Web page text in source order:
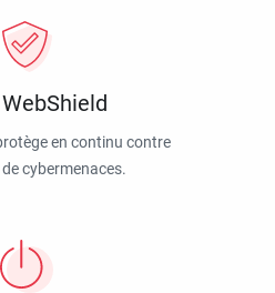
en continu contre
cybermenaces.